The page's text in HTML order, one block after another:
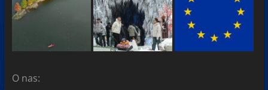
O nas: